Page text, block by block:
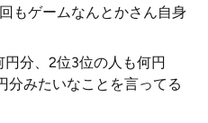
もゲームなんとかさん自身
分、2位3位の人も何円
分みたいなことを言ってる